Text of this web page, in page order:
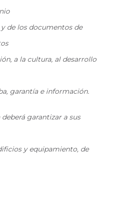
de los documentos de
a la cultura, al desarrollo
garantía e información.
garantizar a sus
y equipamiento, de